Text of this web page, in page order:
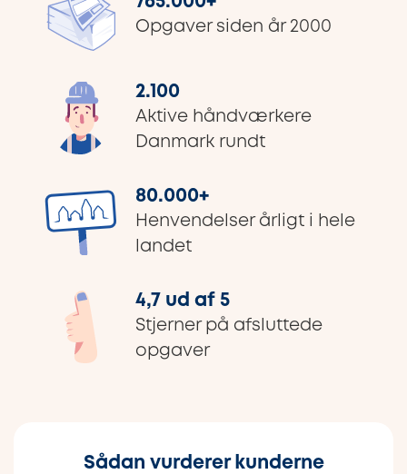
Opgaver siden år 2000
2.100
Aktive håndværkere
Danmark rundt
80.000+
Henvendelser årligt i hele
landet
4,7 ud af 5
Stjerner på afsluttede
opgaver
Sådan vurderer kunderne